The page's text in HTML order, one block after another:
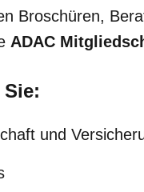
Broschüren,
ADAC
und